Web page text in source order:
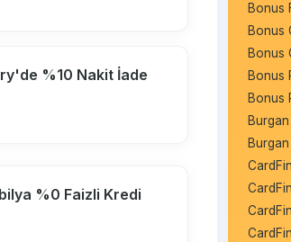
%10 Nakit İade
%0 Faizli Kredi
Bonus
Bonus
Bonus
Bonus
Bonus